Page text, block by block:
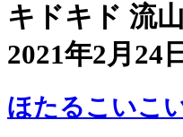
キドキド 流
2021年2月24
ほたるこいこ